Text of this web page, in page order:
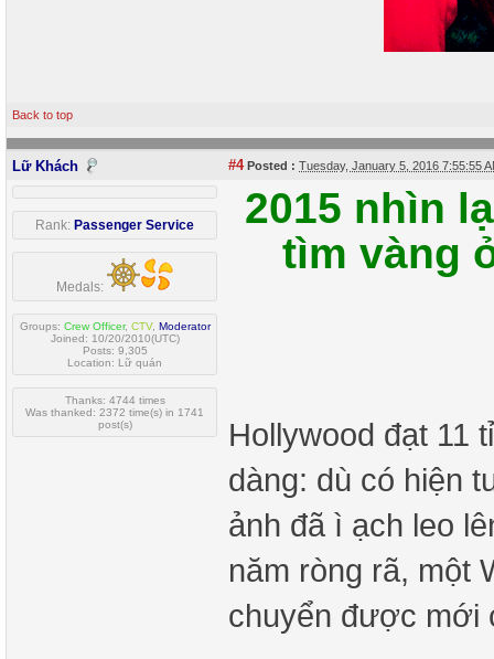
Back to top
Lữ Khách #4Posted : Tuesday, January 5, 2016 7:55:55
Rank: Passenger Service
Medals:
Groups: Crew Officer, CTV, Moderator
Joined: 10/20/2010(UTC)
Posts: 9,305
Location: Lữ quán
Thanks: 4744 times
Was thanked: 2372 time(s) in 1741
post(s)
2015 nhìn
tìm vàng
Hollywood đạt 11
dàng: dù có hiện
ảnh đã ì ạch leo
năm ròng rã, một
chuyển được mới